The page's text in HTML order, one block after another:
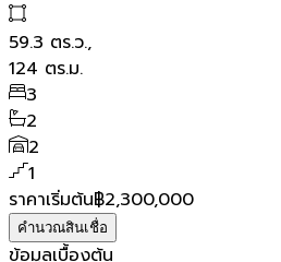
59.3 ตร.ว.,
124 ตร.ม.
3
2
2
1
ราคาเริ่มต้น฿2,300,000
คำนวณสินเชื่อ
ข้อมูลเบื้องต้น